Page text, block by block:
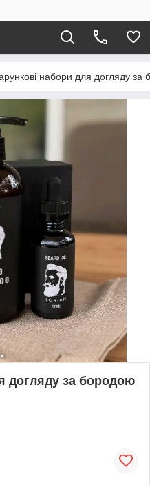
набори для догляду за
догляду за бородою